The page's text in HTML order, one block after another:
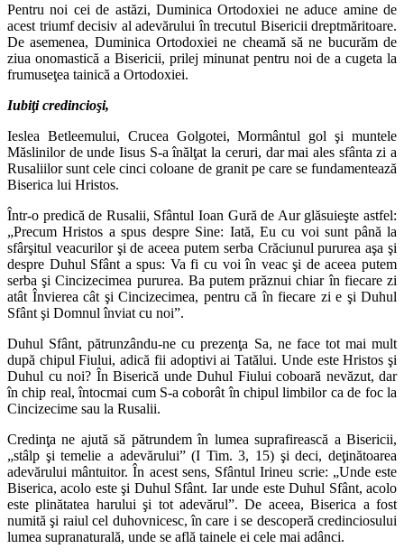
Pentru noi cei de astăzi, Duminica Ortodoxiei ne aduce amine de
acest triumf decisiv al adevărului în trecutul Bisericii dreptmăritoare.
De asemenea, Duminica Ortodoxiei ne cheamă să ne bucurăm de
ziua onomastică a Bisericii, prilej minunat pentru noi de a cugeta la
frumuseţea tainică a Ortodoxiei.
Iubiţi credincioşi,
Ieslea Betleemului, Crucea Golgotei, Mormântul gol şi muntele
Măslinilor de unde Iisus S-a înălţat la ceruri, dar mai ales sfânta zi a
Rusaliilor sunt cele cinci coloane de granit pe care se fundamentează
Biserica lui Hristos.
Într-o predică de Rusalii, Sfântul Ioan Gură de Aur glăsuieşte astfel:
„Precum Hristos a spus despre Sine: Iată, Eu cu voi sunt până la
sfârşitul veacurilor şi de aceea putem serba Crăciunul pururea aşa şi
despre Duhul Sfânt a spus: Va fi cu voi în veac şi de aceea putem
serba şi Cincizecimea pururea. Ba putem prăznui chiar în fiecare zi
atât Învierea cât şi Cincizecimea, pentru că în fiecare zi e şi Duhul
Sfânt şi Domnul înviat cu noi”.
Duhul Sfânt, pătrunzându-ne cu prezenţa Sa, ne face tot mai mult
după chipul Fiului, adică fii adoptivi ai Tatălui. Unde este Hristos şi
Duhul cu noi? În Biserică unde Duhul Fiului coboară nevăzut, dar
în chip real, întocmai cum S-a coborât în chipul limbilor ca de foc la
Cincizecime sau la Rusalii.
Credinţa ne ajută să pătrundem în lumea suprafirească a Bisericii,
„stâlp şi temelie a adevărului” (I Tim. 3, 15) şi deci, deţinătoarea
adevărului mântuitor. În acest sens, Sfântul Irineu scrie: „Unde este
Biserica, acolo este şi Duhul Sfânt. Iar unde este Duhul Sfânt, acolo
este plinătatea harului şi tot adevărul”. De aceea, Biserica a fost
numită şi raiul cel duhovnicesc, în care i se descoperă credinciosului
lumea supranaturală, unde se află tainele ei cele mai adânci.